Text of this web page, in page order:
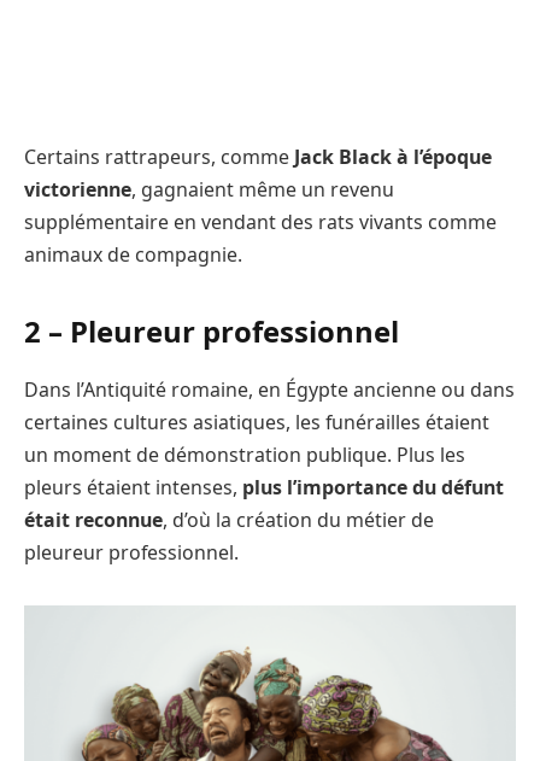
Certains rattrapeurs, comme Jack Black à l’époque
victorienne, gagnaient même un revenu
supplémentaire en vendant des rats vivants comme
animaux de compagnie.
2 – Pleureur professionnel
Dans l’Antiquité romaine, en Égypte ancienne ou dans
certaines cultures asiatiques, les funérailles étaient
un moment de démonstration publique. Plus les
pleurs étaient intenses, plus l’importance du défunt
était reconnue, d’où la création du métier de
pleureur professionnel.